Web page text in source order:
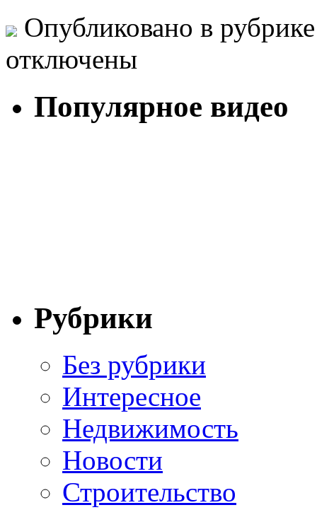
Опубликовано в
отключены
Популярное видео
Рубрики
Без рубрики
Интересное
Недвижимость
Новости
Строительство